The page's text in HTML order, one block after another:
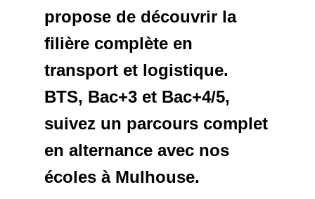
propose de découvrir la
filière complète en
transport et logistique.
BTS, Bac+3 et Bac+4/5,
suivez un parcours complet
en alternance avec nos
écoles à Mulhouse.